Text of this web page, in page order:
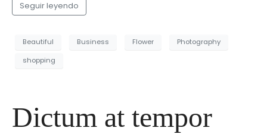
Seguir leyendo
Beautiful Business Flower
Photography
shopping
Dictum at tempor